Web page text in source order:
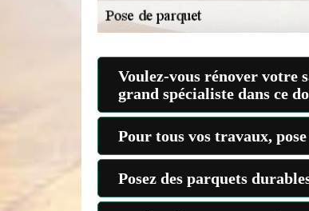
Voulez-vous rénover votre
grand spécialiste dans ce
Pour tous vos travaux,
Posez des parquets